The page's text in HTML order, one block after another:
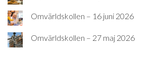
Omvärldskollen – 16 juni 2026
Omvärldskollen – 27 maj 2026